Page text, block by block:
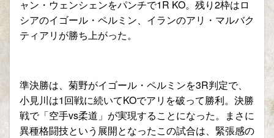
ャン・ウェンシェンをパンチで1R KO。残り2枠はロ
シアのイゴール・ペルミン、イランのアリ・マルバク
ティアリが勝ち上がった。
準決勝は、菊野がイゴール・ペルミンを3R判定で、
小見川は1回戦に続いてKOでアリを破って勝利。決勝
戦で「空手vs柔道」が実現することになった。まさに
異種格闘技という展開となったこの試合は、緊張感の